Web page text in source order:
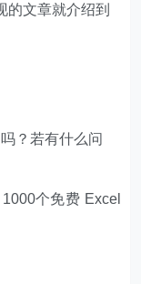
的文章就介绍到
？若有什么问
个免费 Excel